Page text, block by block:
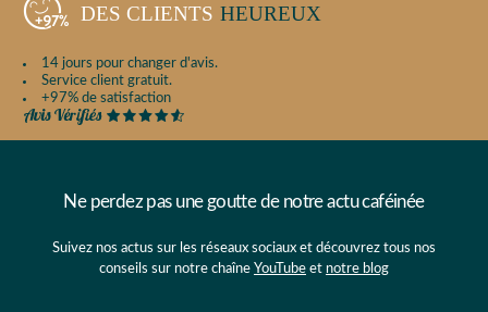
DES CLIENTS HEUREUX
14 jours pour changer d'avis.
Service client gratuit.
+97% de satisfaction
Ne perdez pas une goutte de notre actu caféinée
Suivez nos actus sur les réseaux sociaux et découvrez tous nos
conseils sur notre chaîne YouTube et notre blog